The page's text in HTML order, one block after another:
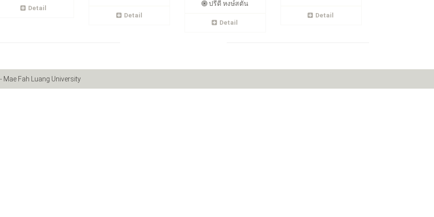
Detail
Detail
ปรีดี หงษ์สตัน
Detail
Detail
Mae Fah Luang University